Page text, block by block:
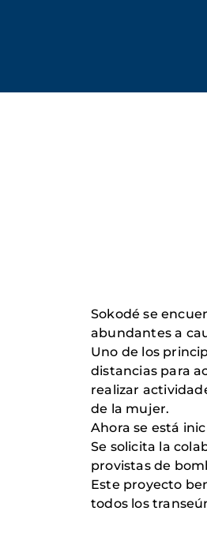
Sokodé se
abundantes a
Uno de los
distancias para
realizar
de la mujer.
Ahora se está
Se solicita la
provistas de
Este proyecto
todos los